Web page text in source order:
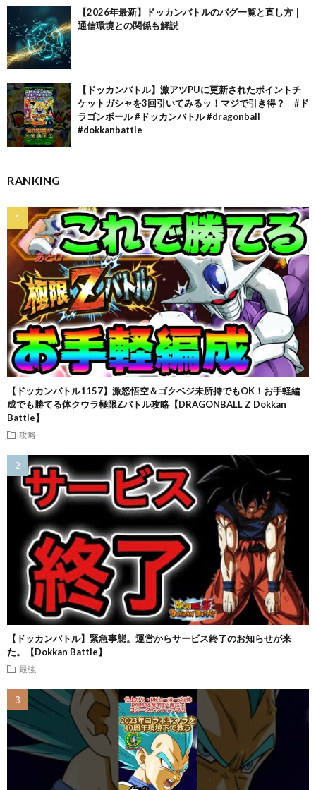
【2026年最新】ドッカンバトルのバグ一覧と直し方｜
通信環境との関係も解説
【ドッカンバトル】激アツPUに更新されたポイントチ
ケットガシャを3回引いてみるッ！マジで引き得？ #ド
ラゴンボール #ドッカンバトル #dragonball
#dokkanbattle
RANKING
【ドッカンバトル1157】激怒悟空＆ゴクベジ未所持でもOK！お手軽編
成でも勝てる体クウラ極限Zバトル攻略【DRAGONBALL Z Dokkan
Battle】
攻略
【ドッカンバトル】緊急事態。運営からサービス終了のお知らせが来
た。【Dokkan Battle】
最強